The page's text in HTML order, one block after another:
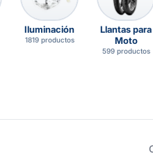
Iluminación
1819 productos
Llantas para
Moto
599 productos